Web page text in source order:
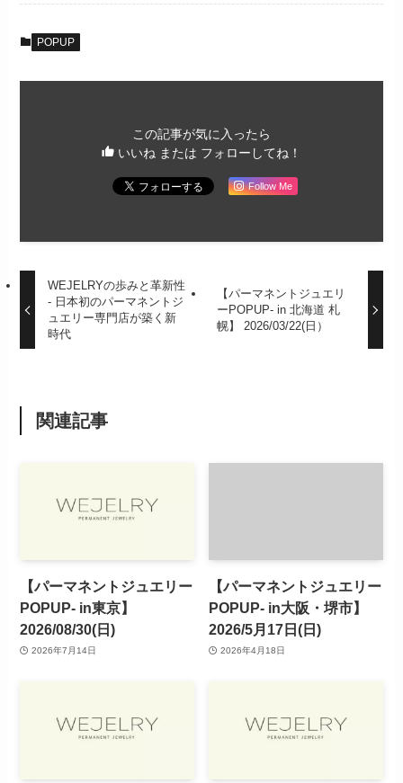
POPUP
この記事が気に入ったら
いいね または フォローしてね！
Follow Me
WEJELRYの歩みと革新性
- 日本初のパーマネントジ
ュエリー専門店が築く新
時代
【パーマネントジュエリ
ーPOPUP- in 北海道 札
幌】 2026/03/22(日）
関連記事
【パーマネントジュエリー
POPUP- in東京】
2026/08/30(日)
2026年7月14日
【パーマネントジュエリー
POPUP- in大阪・堺市】
2026/5月17日(日)
2026年4月18日